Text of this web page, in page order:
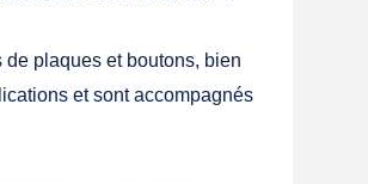
de plaques et boutons, bien
et sont accompagnés